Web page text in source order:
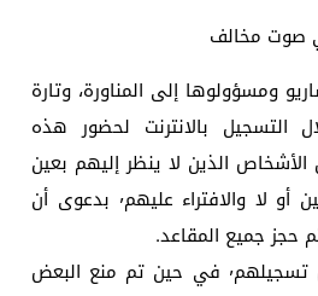
صوت مخالف
ومسؤولوها إلى المناورة، وتارة
الخداع٬ فخلال التسجيل بالانترنت لحضور هذه
الأشخاص الذين لا ينظر إليهم بعين
الرضا سواء كانوا معروفين أو لا والافتراء عليهم٬ بدعوى أن
حجز جميع المقاعد.
بالنسبة للبعض تم رفض تسجيلهم٬ في حين تم منع البعض